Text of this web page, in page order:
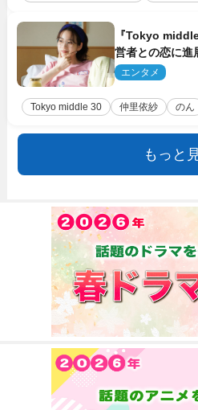
『Tokyo
営者との恋に
「え…いきなり
エンタメ
Tokyo middle 30 仲里依紗 のん
もっと